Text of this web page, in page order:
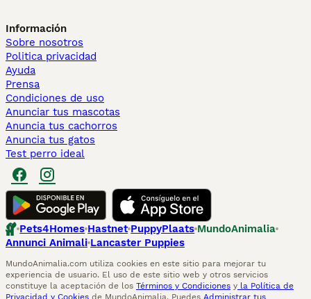
Información
Sobre nosotros
Politica privacidad
Ayuda
Prensa
Condiciones de uso
Anunciar tus mascotas
Anuncia tus cachorros
Anuncia tus gatos
Test perro ideal
Pets4Homes Hastnet PuppyPlaats MundoAnimalia
Annunci Animali Lancaster Puppies
MundoAnimalia.com utiliza cookies en este sitio para mejorar tu
experiencia de usuario. El uso de este sitio web y otros servicios
constituye la aceptación de los Términos y Condiciones y la Política de